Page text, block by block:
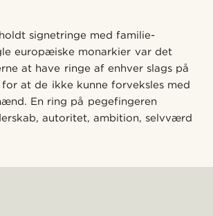
signetringe med familie-
europæiske monarkier var det
at have ringe af enhver slags på
at de ikke kunne forveksles med
En ring på pegefingeren
autoritet, ambition, selvværd